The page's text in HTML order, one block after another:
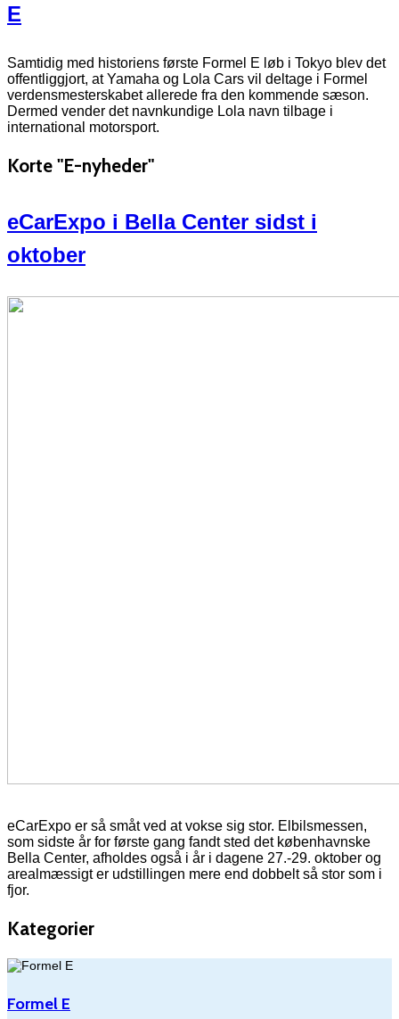
E
Samtidig med historiens første Formel E løb i Tokyo blev det
offentliggjort, at Yamaha og Lola Cars vil deltage i Formel
verdensmesterskabet allerede fra den kommende sæson.
Dermed vender det navnkundige Lola navn tilbage i
international motorsport.
Korte "E-nyheder"
eCarExpo i Bella Center sidst i
oktober
eCarExpo er så småt ved at vokse sig stor. Elbilsmessen,
som sidste år for første gang fandt sted det københavnske
Bella Center, afholdes også i år i dagene 27.-29. oktober og
arealmæssigt er udstillingen mere end dobbelt så stor som i
fjor.
Kategorier
Formel E